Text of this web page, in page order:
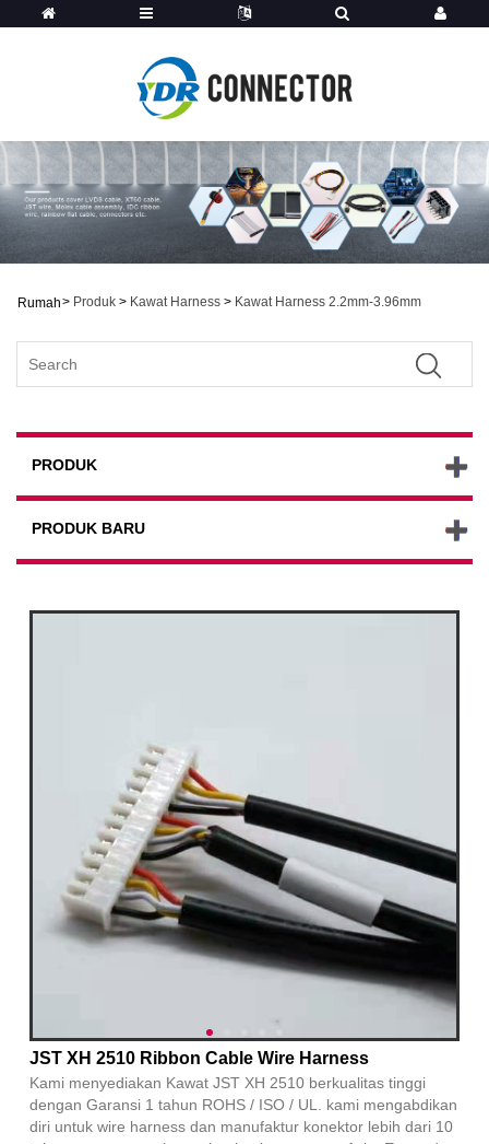
Rumah> Produk > Kawat Harness > Kawat Harness 2.2mm-3.96mm
PRODUK
PRODUK BARU
JST XH 2510 Ribbon Cable Wire Harness
Kami menyediakan Kawat JST XH 2510 berkualitas tinggi
dengan Garansi 1 tahun ROHS / ISO / UL. kami mengabdikan
diri untuk wire harness dan manufaktur konektor lebih dari 10